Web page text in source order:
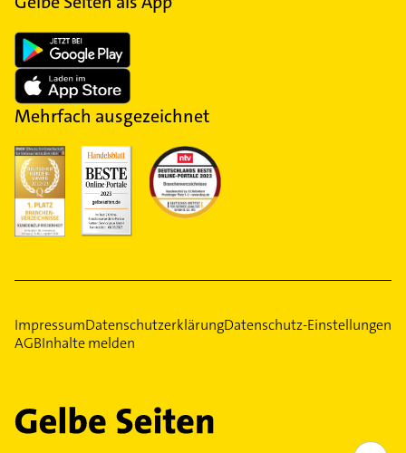
Mehrfach ausgezeichnet
ImpressumDatenschutzerklärungDatenschutz-Einstellungen
AGBInhalte melden